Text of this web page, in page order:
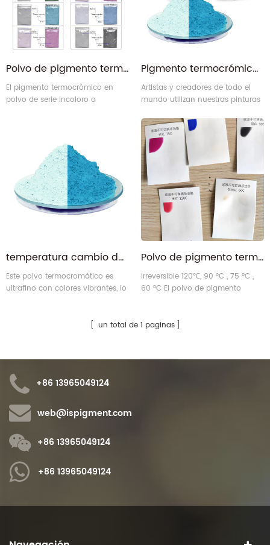
Polvo de pigmento termocrómico de material de color de cambio de temperatura reversible de incoloro a coloreado
El pigmento termocrómico en
polvo de serie incoloro a
que la temperatura sube y baja.
Pigmento termocrómico de pigmento sensible al calor para esmalte de cerámica
Artistas y creadores de todo el
mundo utilizan nuestras pinturas
Utilizable en cualquier medio
transparente, nuestros clientes
han creado fundiciones de
resina, pinturas de lienzo
activadas por calor, limo mágico
y más.
temperatura cambio de color pigmento proveedores de pigmentos termocrómicos
Este polvo termocromático es
ultrafino con colores vibrantes, lo
variedad de medios, como
Polvo de pigmento termocrómico irreversible de alta temperatura (60, 75, 90 y 120 grados Celsius)
Irreversible 120℃, 90 °C , 75 °C ,
60 °C El polvo de pigmento
del mercado.
un total de 1 paginas
+86 13965049124
web@ispigment.com
+86 13965049124
+86 13965049124